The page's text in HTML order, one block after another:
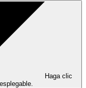
Haga clic